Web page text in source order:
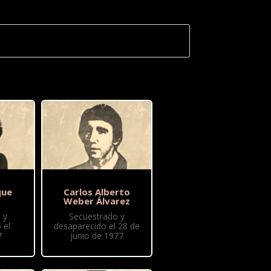
y
el
Carlos Alberto
Weber Álvarez
Secuestrado y
desaparecido el 28 de
junio de 1977